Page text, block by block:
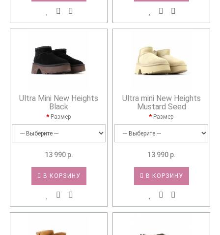
Ultra Mini New Heights
Black
Размер
13 990 р.
В КОРЗИНУ
Ultra mini New Heights
Mustard Seed
Размер
13 990 р.
В КОРЗИНУ